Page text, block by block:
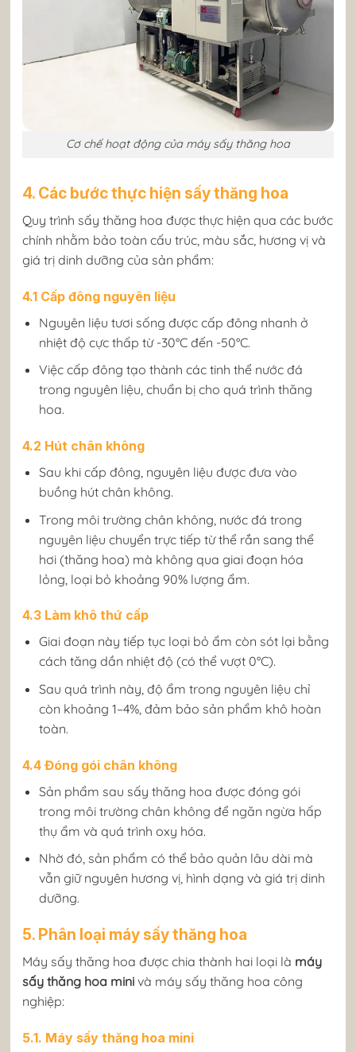
Cơ chế hoạt động của máy sấy thăng hoa
4. Các bước thực hiện sấy thăng hoa
Quy trình sấy thăng hoa được thực hiện qua các bước
chính nhằm bảo toàn cấu trúc, màu sắc, hương vị và
giá trị dinh dưỡng của sản phẩm:
4.1 Cấp đông nguyên liệu
Nguyên liệu tươi sống được cấp đông nhanh ở
nhiệt độ cực thấp từ -30°C đến -50°C.
Việc cấp đông tạo thành các tinh thể nước đá
trong nguyên liệu, chuẩn bị cho quá trình thăng
hoa.
4.2 Hút chân không
Sau khi cấp đông, nguyên liệu được đưa vào
buồng hút chân không.
Trong môi trường chân không, nước đá trong
nguyên liệu chuyển trực tiếp từ thể rắn sang thể
hơi (thăng hoa) mà không qua giai đoạn hóa
lỏng, loại bỏ khoảng 90% lượng ẩm.
4.3 Làm khô thứ cấp
Giai đoạn này tiếp tục loại bỏ ẩm còn sót lại bằng
cách tăng dần nhiệt độ (có thể vượt 0°C).
Sau quá trình này, độ ẩm trong nguyên liệu chỉ
còn khoảng 1–4%, đảm bảo sản phẩm khô hoàn
toàn.
4.4 Đóng gói chân không
Sản phẩm sau sấy thăng hoa được đóng gói
trong môi trường chân không để ngăn ngừa hấp
thụ ẩm và quá trình oxy hóa.
Nhờ đó, sản phẩm có thể bảo quản lâu dài mà
vẫn giữ nguyên hương vị, hình dạng và giá trị dinh
dưỡng.
5. Phân loại máy sấy thăng hoa
Máy sấy thăng hoa được chia thành hai loại là máy
sấy thăng hoa mini và máy sấy thăng hoa công
nghiệp:
5.1. Máy sấy thăng hoa mini